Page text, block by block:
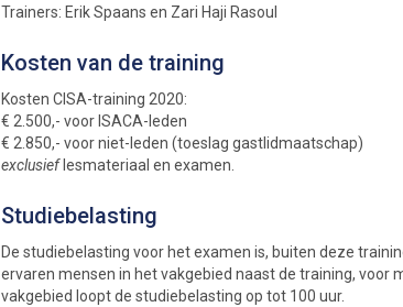
Trainers: Erik Spaans en Zari Haji Rasoul
Kosten van de training
Kosten CISA-training 2020:
€ 2.500,- voor ISACA-leden
€ 2.850,- voor niet-leden (toeslag gastlidmaatschap)
exclusieflesmateriaal en examen.
Studiebelasting
De studiebelasting voor het examen is, buiten deze
ervaren mensen in het vakgebied naast de training, voor
vakgebied loopt de studiebelasting op tot 100 uur.